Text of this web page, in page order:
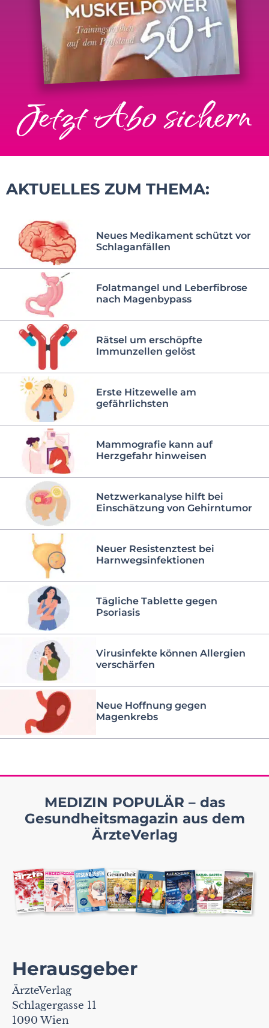
Jetzt Abo sichern
AKTUELLES ZUM THEMA:
Neues Medikament schützt vor
Schlaganfällen
Folatmangel und Leberfibrose
nach Magenbypass
Rätsel um erschöpfte
Immunzellen gelöst
Erste Hitzewelle am
gefährlichsten
Mammografie kann auf
Herzgefahr hinweisen
Netzwerkanalyse hilft bei
Einschätzung von Gehirntumor
Neuer Resistenztest bei
Harnwegsinfektionen
Tägliche Tablette gegen
Psoriasis
Virusinfekte können Allergien
verschärfen
Neue Hoffnung gegen
Magenkrebs
MEDIZIN POPULÄR – das
Gesundheitsmagazin aus dem
ÄrzteVerlag
Herausgeber
ÄrzteVerlag
Schlagergasse 11
1090 Wien